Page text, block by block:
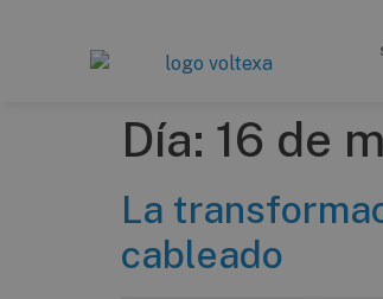
Día: 16 de
La
cableado